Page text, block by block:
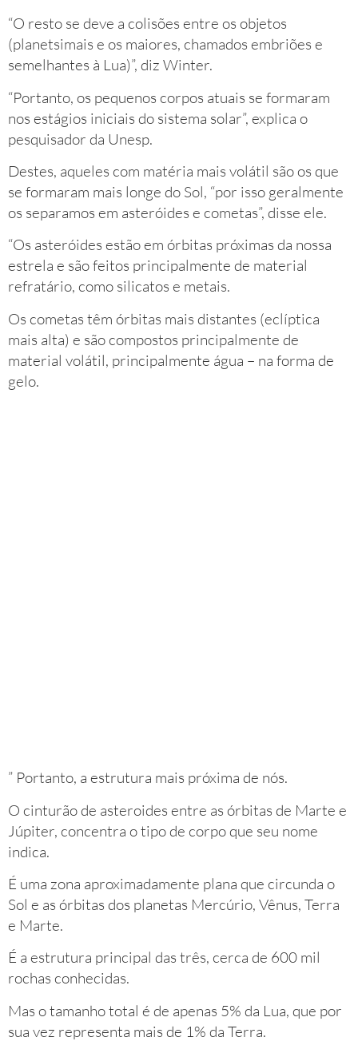
“O resto se deve a colisões entre os objetos
(planetsimais e os maiores, chamados embriões e
semelhantes à Lua)”, diz Winter.
“Portanto, os pequenos corpos atuais se formaram
nos estágios iniciais do sistema solar”, explica o
pesquisador da Unesp.
Destes, aqueles com matéria mais volátil são os que
se formaram mais longe do Sol, “por isso geralmente
os separamos em asteróides e cometas”, disse ele.
“Os asteróides estão em órbitas próximas da nossa
estrela e são feitos principalmente de material
refratário, como silicatos e metais.
Os cometas têm órbitas mais distantes (eclíptica
mais alta) e são compostos principalmente de
material volátil, principalmente água – na forma de
gelo.
” Portanto, a estrutura mais próxima de nós.
O cinturão de asteroides entre as órbitas de Marte e
Júpiter, concentra o tipo de corpo que seu nome
indica.
É uma zona aproximadamente plana que circunda o
Sol e as órbitas dos planetas Mercúrio, Vênus, Terra
e Marte.
É a estrutura principal das três, cerca de 600 mil
rochas conhecidas.
Mas o tamanho total é de apenas 5% da Lua, que por
sua vez representa mais de 1% da Terra.